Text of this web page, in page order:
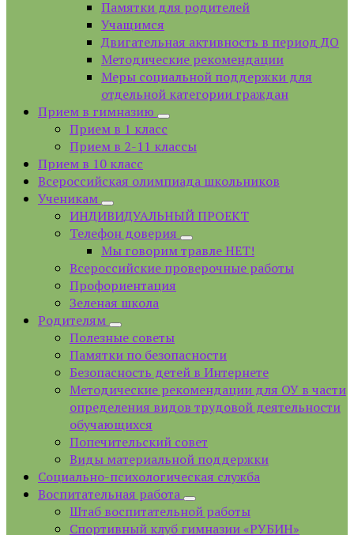
Памятки для родителей
Учащимся
Двигательная активность в период ДО
Методические рекомендации
Меры социальной поддержки для
отдельной категории граждан
Прием в гимназию
Прием в 1 класс
Прием в 2-11 классы
Прием в 10 класс
Всероссийская олимпиада школьников
Ученикам
ИНДИВИДУАЛЬНЫЙ ПРОЕКТ
Телефон доверия
Мы говорим травле НЕТ!
Всероссийские проверочные работы
Профориентация
Зеленая школа
Родителям
Полезные советы
Памятки по безопасности
Безопасность детей в Интернете
Методические рекомендации для ОУ в части
определения видов трудовой деятельности
обучающихся
Попечительский совет
Виды материальной поддержки
Социально-психологическая служба
Воспитательная работа
Штаб воспитательной работы
Спортивный клуб гимназии «РУБИН»